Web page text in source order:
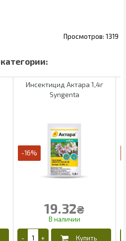
1319
Инсектицид Актара 1,4г
Syngenta
-16%
19.32₴